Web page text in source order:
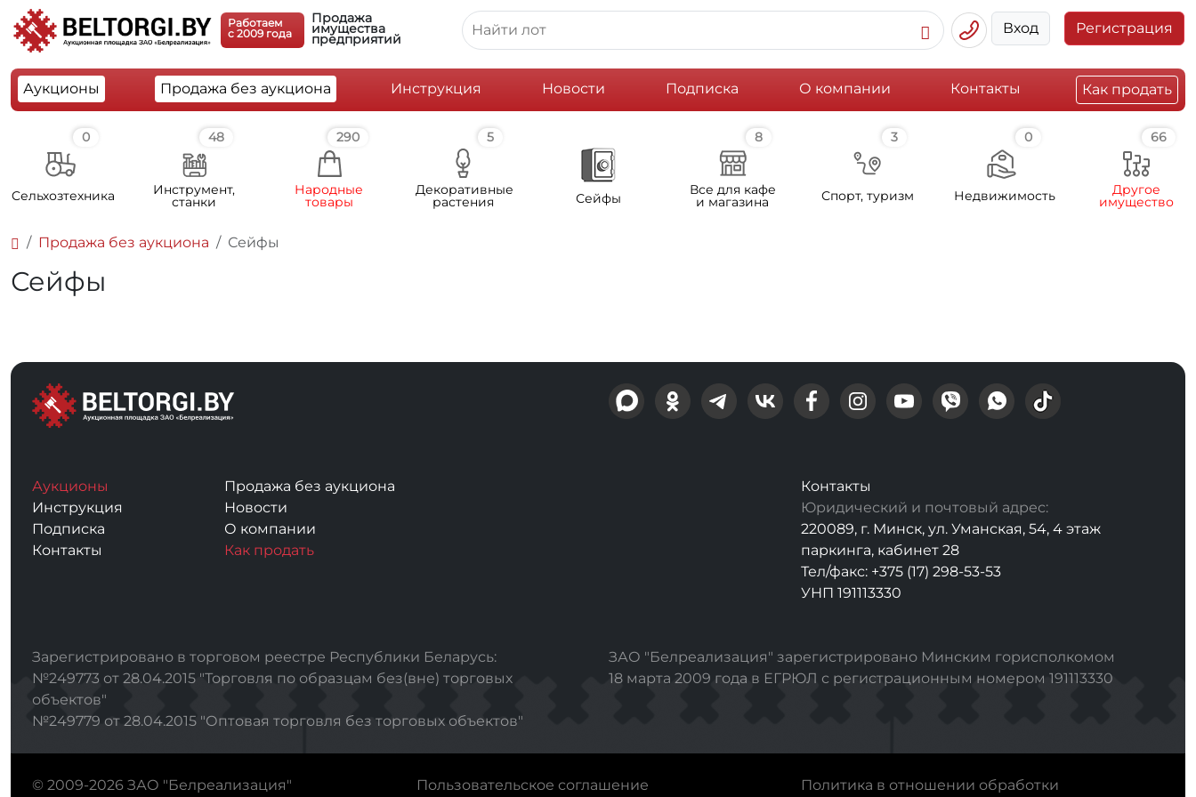
Работаем
c 2009 года
Продажа
имущества
предприятий
Вход Регистрация
Аукционы Продажа без аукциона Инструкция Новости Подписка О компании Контакты Как продать
0
Cельхозтехника
48
Инструмент,
станки
290
Народные
товары
5
Декоративные
растения Сейфы
8
Все для кафе
и магазина
3
Спорт, туризм
0
Недвижимость
66
Другое
имущество
Продажа без аукциона Сейфы
Сейфы
Аукционы
Продажа без аукциона
Инструкция
Новости
Подписка
О компании
Контакты
Как продать
Контакты
Юридический и почтовый адрес:
220089, г. Минск, ул. Уманская, 54, 4 этаж
паркинга, кабинет 28
Тел/факс: +375 (17) 298-53-53
УНП 191113330
Зарегистрировано в торговом реестре Республики Беларусь:
№249773 от 28.04.2015 "Торговля по образцам без(вне) торговых
объектов"
№249779 от 28.04.2015 "Оптовая торговля без торговых объектов"
ЗАО "Белреализация" зарегистрировано Минским горисполкомом
18 марта 2009 года в ЕГРЮЛ с регистрационным номером 191113330
© 2009-2026 ЗАО "Белреализация" Пользовательское соглашение Политика в отношении обработки